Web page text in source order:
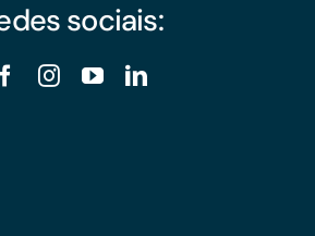
sociais: